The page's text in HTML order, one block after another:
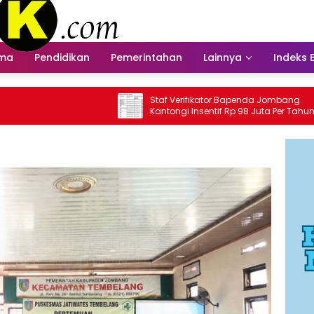
Pendidikan Pemerintahan Lainnya Indeks
Staf Verifikator Bapenda Jombang
Kantongi Insentif Rp 98 Juta Per Tahun?